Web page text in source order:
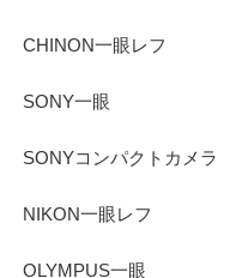
CHINON一眼レフ
SONY一眼
SONYコンパクトカメラ
NIKON一眼レフ
OLYMPUS一眼